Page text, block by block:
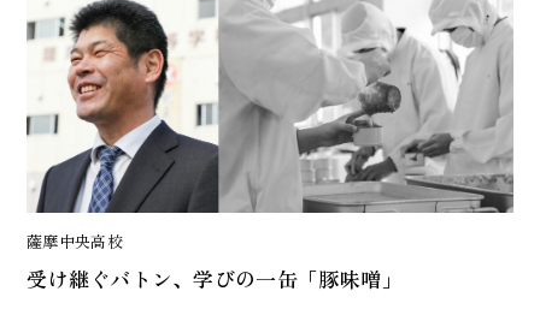
薩摩中央高校
受け継ぐバトン、学びの一缶「豚味噌」